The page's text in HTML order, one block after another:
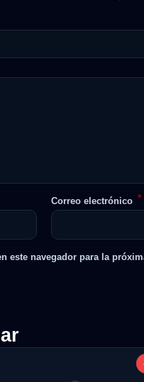
Correo electrónico *
este navegador para la